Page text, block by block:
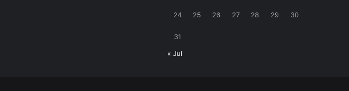
24 25 26 27 28 29 30
31
« Jul